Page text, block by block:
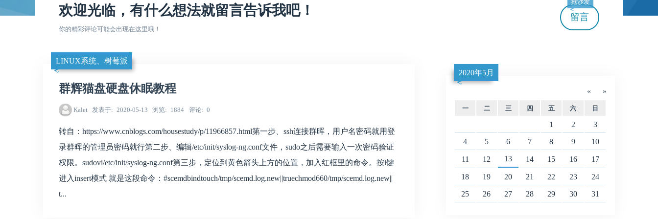
欢迎光临，有什么想法就留言告诉我吧！
你的精彩评论可能会出现在这里哦！
留言
抢沙发
LINUX系统、树莓派
群辉猫盘硬盘休眠教程
Kalet 发表于 2020-05-13 浏览 1884 评论 0
转自：https://www.cnblogs.com/housestudy/p/11966857.html第一步、ssh连接群晖，用户名密码就用登
录群晖的管理员密码就行第二步、编辑/etc/init/syslog-ng.conf文件，sudo之后需要输入一次密码验证
权限。sudovi/etc/init/syslog-ng.conf第三步，定位到黄色箭头上方的位置，加入红框里的命令。按i键
进入insert模式 就是这段命令：#scemdbindtouch/tmp/scemd.log.new||truechmod660/tmp/scemd.log.new||
t...
«
2020年5月
»
一 二 三 四 五 六 日
1 2 3
4 5 6 7 8 9 10
11 12 13 14 15 16 17
18 19 20 21 22 23 24
25 26 27 28 29 30 31